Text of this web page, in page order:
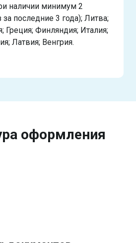
наличии минимум 2
последние 3 года); Литва;
Греция; Финляндия; Италия;
Латвия; Венгрия.
оформления